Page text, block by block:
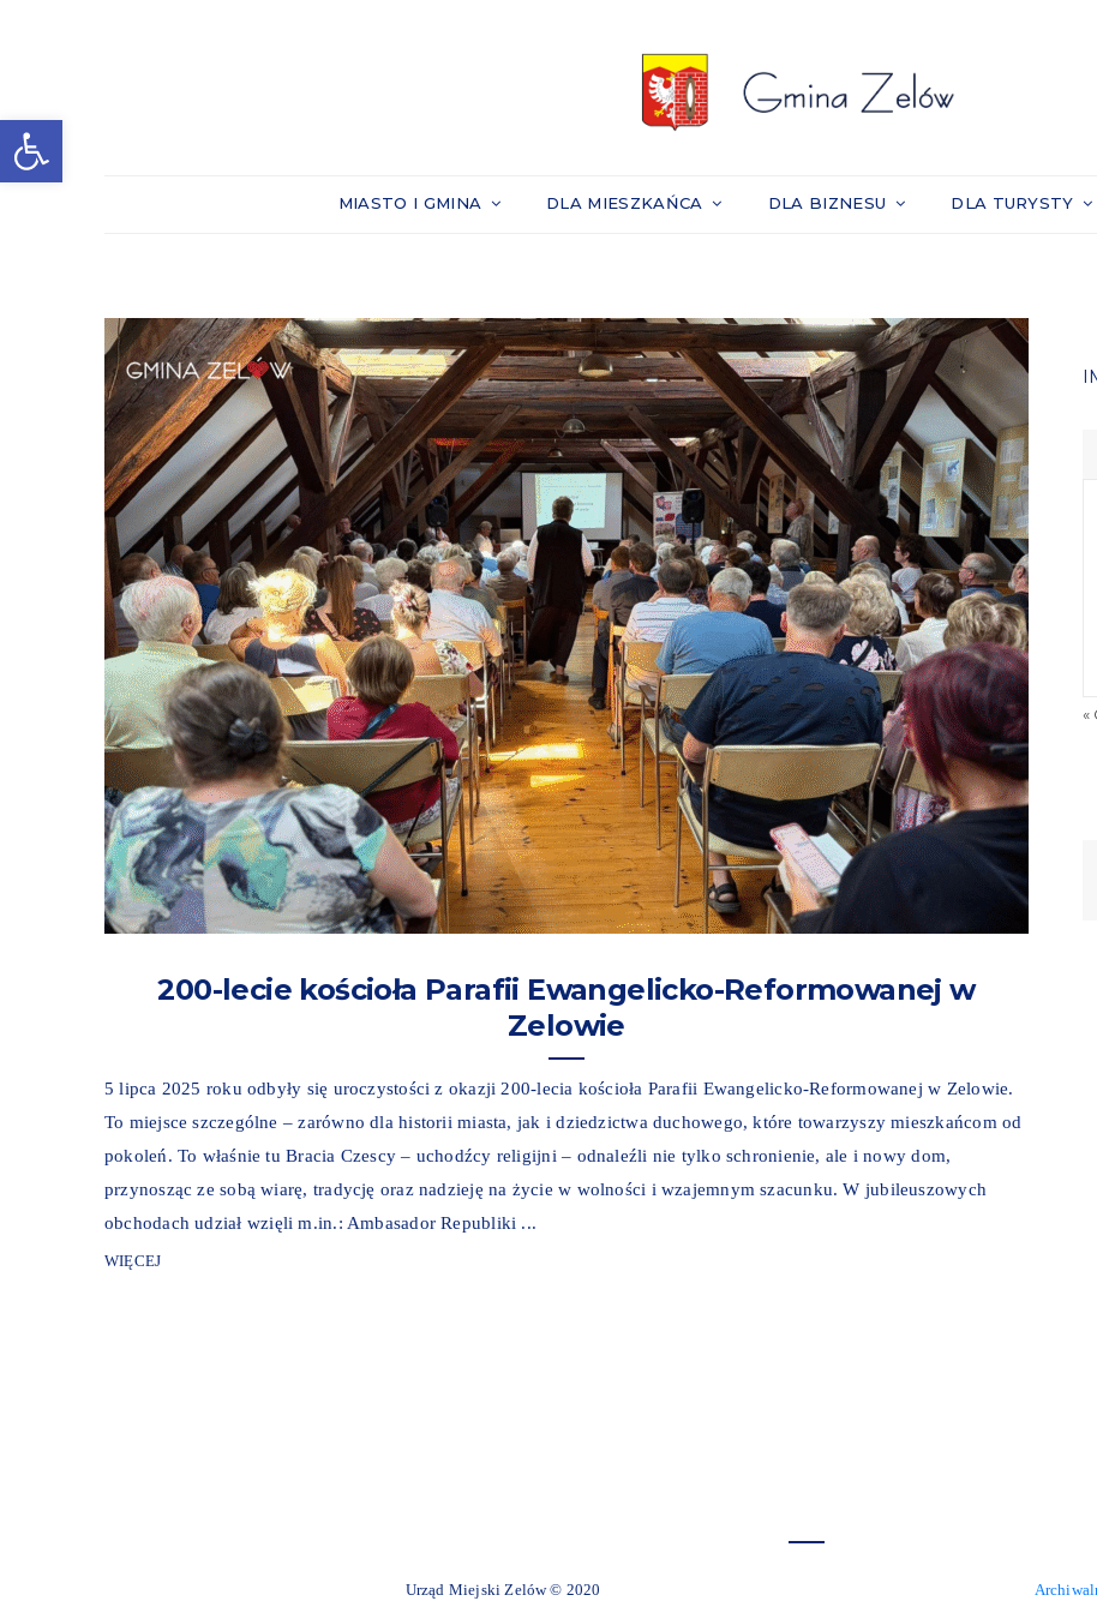
Otwórz pasek narzędzi
MIASTO I GMINA DLA MIESZKAŃCA DLA BIZNESU DLA TURYSTY
200-lecie kościoła Parafii Ewangelicko-Reformowanej w
Zelowie
5 lipca 2025 roku odbyły się uroczystości z okazji 200-lecia kościoła Parafii Ewangelicko-Reformowanej w Zelowie.
To miejsce szczególne – zarówno dla historii miasta, jak i dziedzictwa duchowego, które towarzyszy mieszkańcom od
pokoleń. To właśnie tu Bracia Czescy – uchodźcy religijni – odnaleźli nie tylko schronienie, ale i nowy dom,
przynosząc ze sobą wiarę, tradycję oraz nadzieję na życie w wolności i wzajemnym szacunku. W jubileuszowych
obchodach udział wzięli m.in.: Ambasador Republiki ...
WIĘCEJ
«
Urząd Miejski Zelów © 2020